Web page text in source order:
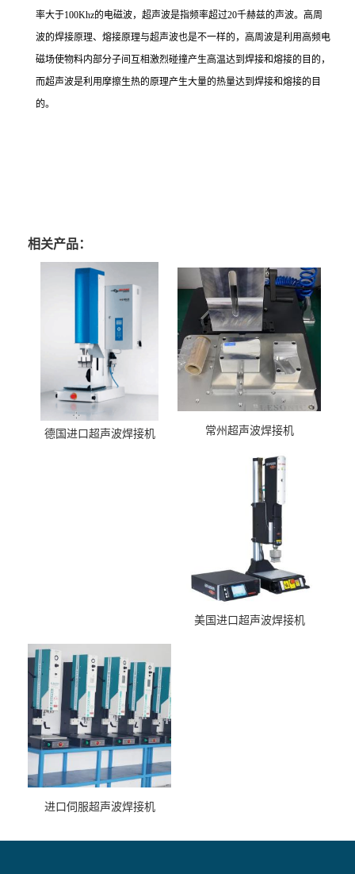
率大于100Khz的电磁波，超声波是指频率超过20千赫兹的声波。高周
波的焊接原理、熔接原理与超声波也是不一样的，高周波是利用高频电
磁场使物料内部分子间互相激烈碰撞产生高温达到焊接和熔接的目的，
而超声波是利用摩擦生热的原理产生大量的热量达到焊接和熔接的目
的。
相关产品：
德国进口超声波焊接机 常州超声波焊接机
美国进口超声波焊接机
进口伺服超声波焊接机